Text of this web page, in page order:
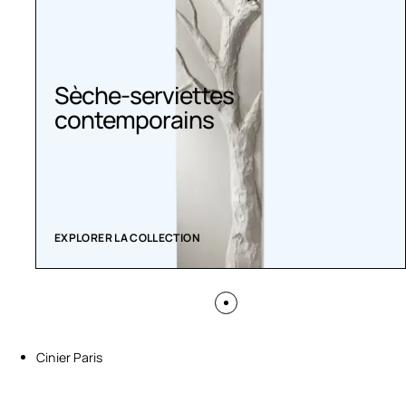
Sèche-serviettes
contemporains
EXPLORER LA COLLECTION
Cinier Paris